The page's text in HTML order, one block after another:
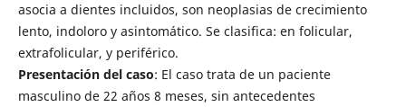
asocia a dientes incluidos, son neoplasias de crecimiento
lento, indoloro y asintomático. Se clasifica: en folicular,
extrafolicular, y periférico.
Presentación del caso: El caso trata de un paciente
masculino de 22 años 8 meses, sin antecedentes